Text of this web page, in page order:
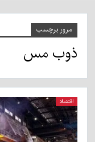
مرور برچسب
ذوب مس
اقتصاد